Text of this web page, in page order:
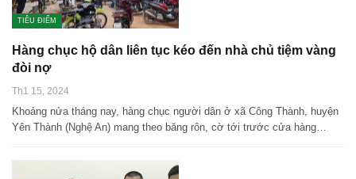
TIÊU ĐIỂM
Hàng chục hộ dân liên tục kéo đến nhà chủ tiệm vàng
đòi nợ
Th1 15, 2024
Khoảng nửa tháng nay, hàng chục người dân ở xã Công Thành, huyện
Yên Thành (Nghệ An) mang theo băng rôn, cờ tới trước cửa hàng…